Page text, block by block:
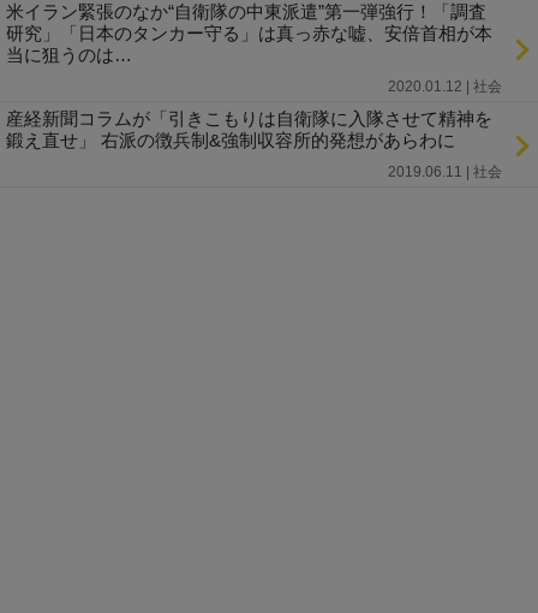
米イラン緊張のなか“自衛隊の中東派遣”第一弾強行！「調査
研究」「日本のタンカー守る」は真っ赤な嘘、安倍首相が本
当に狙うのは…
2020.01.12 | 社会
産経新聞コラムが「引きこもりは自衛隊に入隊させて精神を
鍛え直せ」 右派の徴兵制&強制収容所的発想があらわに
2019.06.11 | 社会